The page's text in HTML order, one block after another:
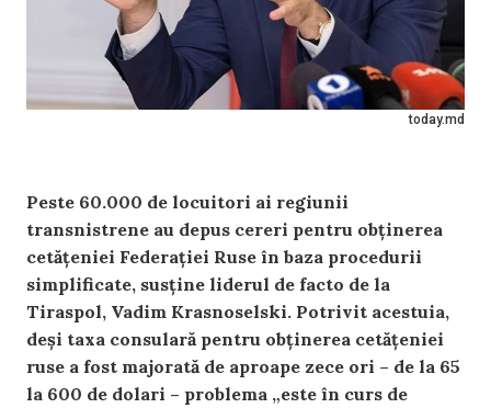
today.md
Peste 60.000 de locuitori ai regiunii
transnistrene au depus cereri pentru obținerea
cetățeniei Federației Ruse în baza procedurii
simplificate, susține liderul de facto de la
Tiraspol, Vadim Krasnoselski. Potrivit acestuia,
deși taxa consulară pentru obținerea cetățeniei
ruse a fost majorată de aproape zece ori – de la 65
la 600 de dolari – problema „este în curs de